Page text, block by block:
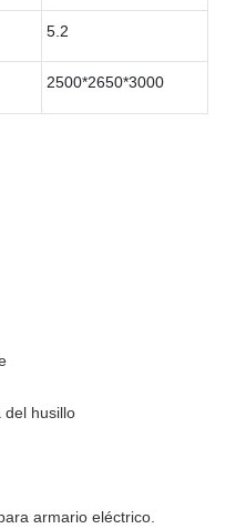
5.2
2500*2650*3000
del husillo
armario eléctrico.